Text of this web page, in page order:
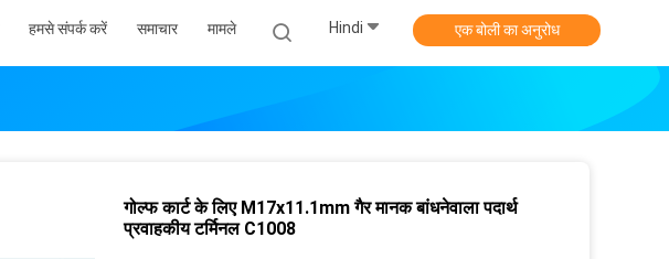
हमसे संपर्क करें समाचार मामले Hindi एक बोली का अनुरोध
गोल्फ कार्ट के लिए M17x11.1mm गैर मानक बांधनेवाला पदार्थ
प्रवाहकीय टर्मिनल C1008